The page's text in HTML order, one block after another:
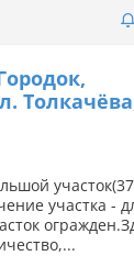
участка -